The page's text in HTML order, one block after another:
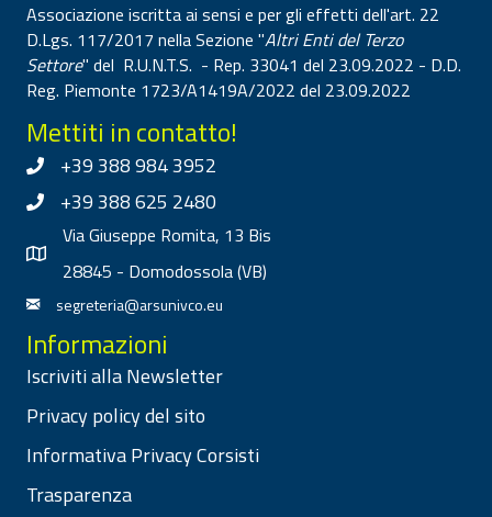
Associazione iscritta ai sensi e per gli effetti dell'art. 22
D.Lgs. 117/2017 nella Sezione "Altri Enti del Terzo
Settore" del R.U.N.T.S. - Rep. 33041 del 23.09.2022 - D.D.
Reg. Piemonte 1723/A1419A/2022 del 23.09.2022
Mettiti in contatto!
+39 388 984 3952
+39 388 625 2480
Via Giuseppe Romita, 13 Bis
28845 - Domodossola (VB)
segreteria@arsunivco.eu
Informazioni
Iscriviti alla Newsletter
Privacy policy del sito
Informativa Privacy Corsisti
Trasparenza